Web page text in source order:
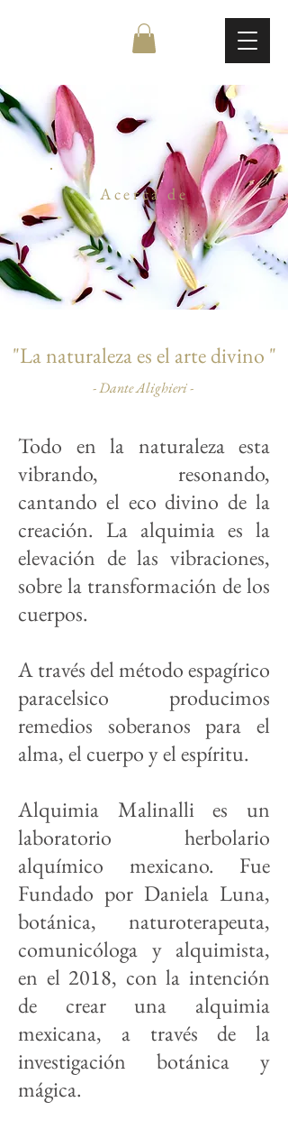
Acerca de
"La naturaleza es el arte divino "
- Dante Alighieri -
Todo en la naturaleza esta
vibrando, resonando,
cantando el eco divino de la
creación. La alquimia es la
elevación de las vibraciones,
sobre la transformación de los
cuerpos.
A través del método espagírico
paracelsico producimos
remedios soberanos para el
alma, el cuerpo y el espíritu.
Alquimia Malinalli es un
laboratorio herbolario
alquímico mexicano. Fue
Fundado por Daniela Luna,
botánica, naturoterapeuta,
comunicóloga y alquimista,
en el 2018, con la intención
de crear una alquimia
mexicana, a través de la
investigación botánica y
mágica.